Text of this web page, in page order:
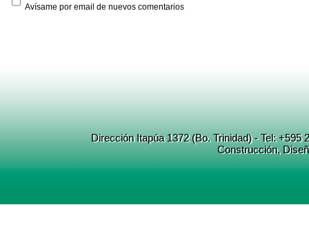
Avísame por email de nuevos comentarios
Dirección Itapúa 1372 (Bo. Trinidad) - Tel:
Construcción,